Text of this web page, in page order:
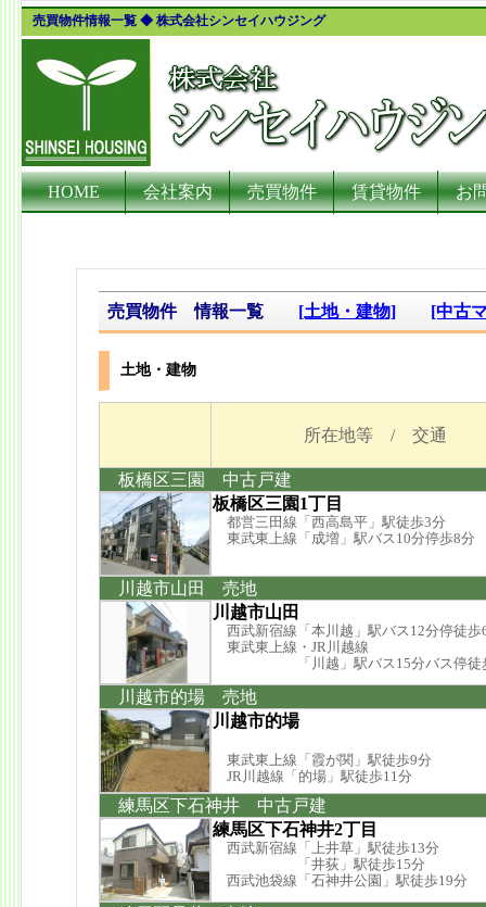
売買物件情報一覧 ◆ 株式会社シンセイハウジング
HOME 会社案内 売買物件 賃貸物件 お
売買物件 情報一覧 [土地・建物] [中古
土地・建物
所在地等 / 交通
板橋区三園 中古戸建
板橋区三園1丁目
都営三田線「西高島平」駅徒歩3分
東武東上線「成増」駅バス10分停歩8分
川越市山田 売地
川越市山田
西武新宿線「本川越」駅バス12分停徒歩
東武東上線・JR川越線
「川越」駅バス15分バス停徒
川越市的場 売地
川越市的場
東武東上線「霞が関」駅徒歩9分
JR川越線「的場」駅徒歩11分
練馬区下石神井 中古戸建
練馬区下石神井2丁目
西武新宿線「上井草」駅徒歩13分
「井荻」駅徒歩15分
西武池袋線「石神井公園」駅徒歩19分